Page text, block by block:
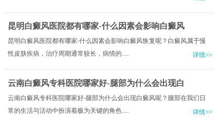
昆明白癜风医院都有哪家-什么因素会影响白癜风
昆明白癜风医院都有哪家-什么因素会影响白癜风恢复呢？白癜风属于慢
性皮肤疾病，治疗周期通常较长，病情的.....
详情>>
云南白癜风专科医院哪家好-腿部为什么会出现白
云南白癜风专科医院哪家好-腿部为什么会出现白癜风呢？腿部在我们日
常的生活与活动中扮演着极为关键的角色.....
详情>>